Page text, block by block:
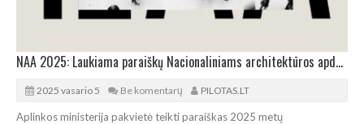
NAA 2025: Laukiama paraiškų Nacionaliniams architektūros apdovanojimams
2025 vasario 5 Be komentarų PILOTAS.LT
Aplinkos ministerija pakvietė teikti paraiškas 2025 metų